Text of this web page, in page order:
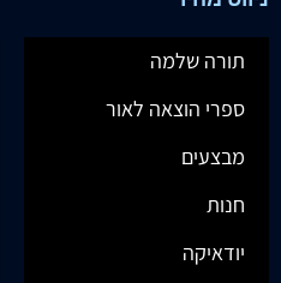
תורה שלמה
ספרי הוצאה לאור
מבצעים
חנות
יודאיקה